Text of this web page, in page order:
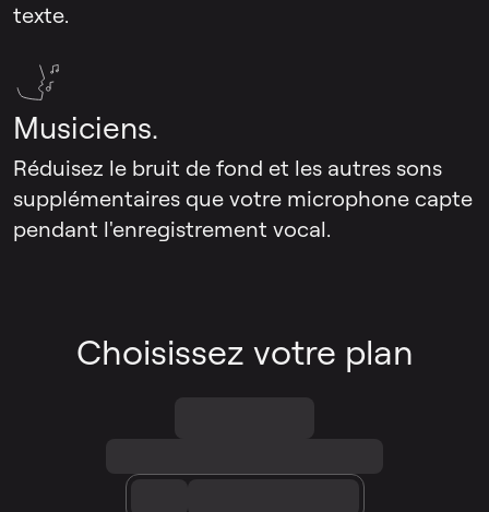
texte.
Musiciens.
Réduisez le bruit de fond et les autres sons
supplémentaires que votre microphone capte
pendant l'enregistrement vocal.
Choisissez votre plan